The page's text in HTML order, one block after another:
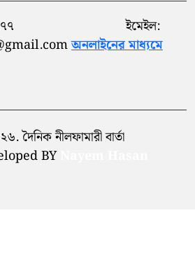
ইমেইল:
অনলাইনের মাধ্যমে
দৈনিক নীলফামারী বার্তা
BY